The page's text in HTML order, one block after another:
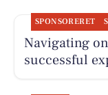
SPONSORERET
Navigating
successful